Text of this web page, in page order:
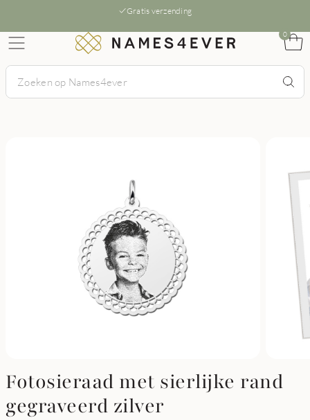
Gratis verzending
0
Fotosieraad met sierlijke rand
gegraveerd zilver